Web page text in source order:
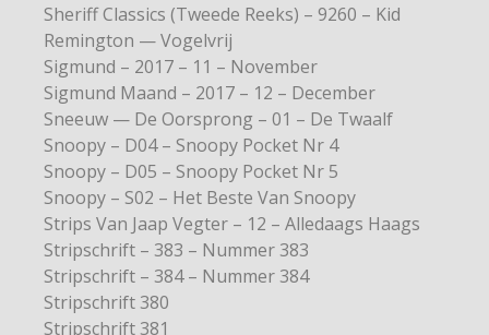
Sheriff Classics (Tweede Reeks) – 9260 – Kid
Remington — Vogelvrij
Sigmund – 2017 – 11 – November
Sigmund Maand – 2017 – 12 – December
Sneeuw — De Oorsprong – 01 – De Twaalf
Snoopy – D04 – Snoopy Pocket Nr 4
Snoopy – D05 – Snoopy Pocket Nr 5
Snoopy – S02 – Het Beste Van Snoopy
Strips Van Jaap Vegter – 12 – Alledaags Haags
Stripschrift – 383 – Nummer 383
Stripschrift – 384 – Nummer 384
Stripschrift 380
Stripschrift 381